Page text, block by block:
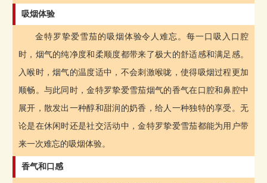
吸烟体验
金特罗挚爱雪茄的吸烟体验令人难忘。每一口吸入口腔
时，烟气的纯净度和柔顺度都带来了极大的舒适感和满足感。
入喉时，烟气的温度适中，不会刺激喉咙，使得吸烟过程更加
顺畅。与此同时，金特罗挚爱雪茄烟气的香气在口腔和鼻腔中
展开，散发出一种醇和甜润的奶香，给人一种独特的享受。无
论是在休闲时还是社交活动中，金特罗挚爱雪茄都能为用户带
来一次难忘的吸烟体验。
香气和口感